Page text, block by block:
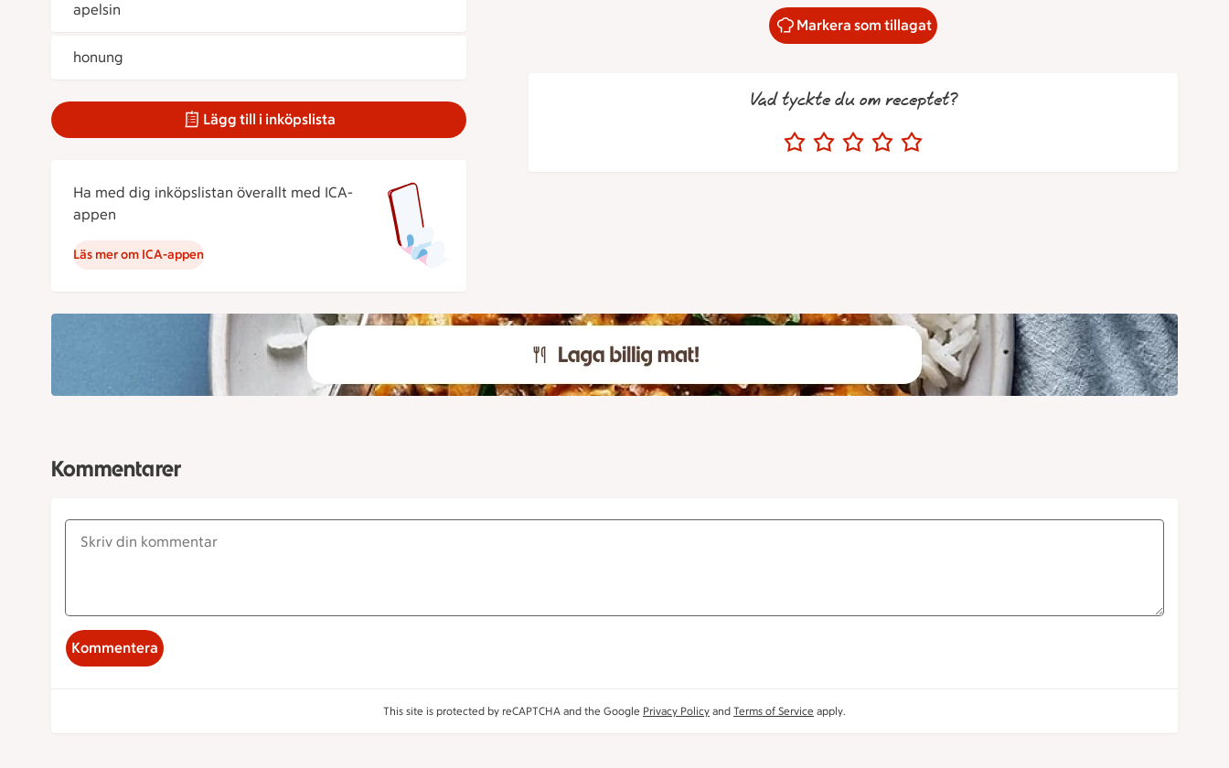
apelsin
honung
Lägg till i inköpslista
Ha med dig inköpslistan överallt med ICA-
appen
Läs mer om ICA-appen
Markera som tillagat
Vad tyckte du om receptet?
Kommentarer
Kommentera
This site is protected by reCAPTCHA and the Google Privacy Policy and Terms of Service apply.